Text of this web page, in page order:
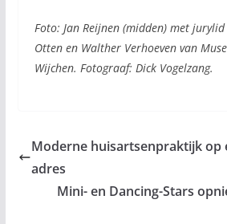
Foto: Jan Reijnen (midden) met
Otten en Walther Verhoeven van
Wijchen. Fotograaf: Dick Vogelzang.
Moderne huisartsenpraktijk op
adres
Mini- en Dancing-Stars